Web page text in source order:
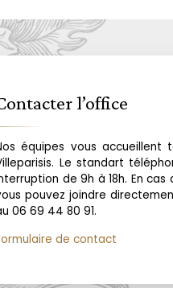
l’office
équipes vous accueillent
Le standart
de 9h à 18h. En
pouvez joindre
06 69 44 80 91.
de contact